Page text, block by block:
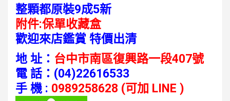
整顆都原裝9成5新
附件:保單收藏盒
歡迎來店鑑賞 特價出清
地 址： 台中市南區復興路一段407號
電 話： (04)22616533
手 機 : 0989258628 (可加 LINE )